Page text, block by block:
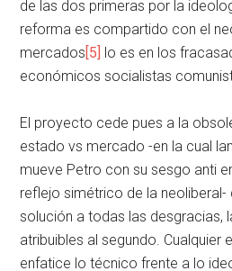
de las dos primeras por la
reforma es compartido con el
mercados[5] lo es en los
económicos socialistas
El proyecto cede pues a la
estado vs mercado -en la cual
mueve Petro con su sesgo anti
reflejo simétrico de la neoliberal-
solución a todas las desgracias,
atribuibles al segundo. Cualquier
enfatice lo técnico frente a lo